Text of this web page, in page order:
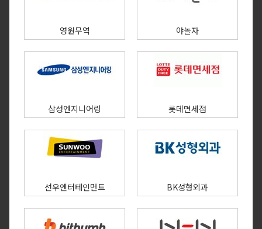
영원무역 야놀자
삼성엔지니어링 롯데면세점
선우엔터테인먼트 BK성형외과